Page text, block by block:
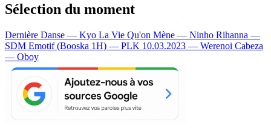
Sélection du moment
Dernière Danse — Kyo La Vie Qu'on Mène — Ninho Rihanna —
SDM Emotif (Booska 1H) — PLK 10.03.2023 — Werenoi Cabeza
— Oboy